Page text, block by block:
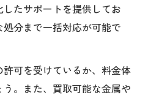
たサポートを提供してお
分まで一括対応が可能で
可を受けているか、料金体
。また、買取可能な金属や